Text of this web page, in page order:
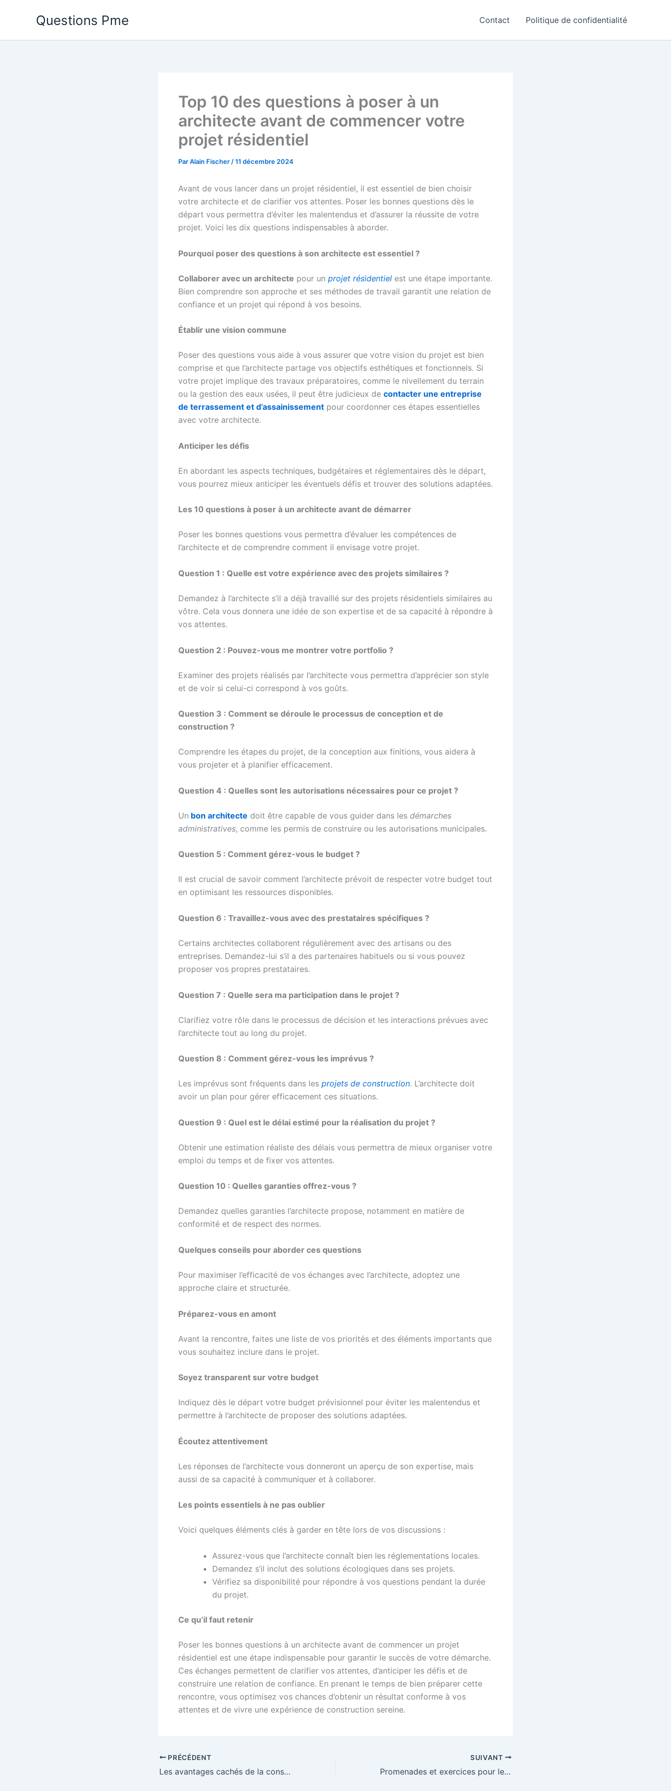
Questions Pme Contact Politique de confidentialité
Top 10 des questions à poser à un
architecte avant de commencer votre
projet résidentiel
ParAlain Fischer /11 décembre 2024
Avant de vous lancer dans un projet résidentiel, il est essentiel de bien choisir
votre architecte et de clarifier vos attentes. Poser les bonnes questions dès le
départ vous permettra d’éviter les malentendus et d’assurer la réussite de votre
projet. Voici les dix questions indispensables à aborder.
Pourquoi poser des questions à son architecte est essentiel ?
Collaborer avec un architecte pour un projet résidentiel est une étape importante.
Bien comprendre son approche et ses méthodes de travail garantit une relation de
confiance et un projet qui répond à vos besoins.
Établir une vision commune
Poser des questions vous aide à vous assurer que votre vision du projet est bien
comprise et que l’architecte partage vos objectifs esthétiques et fonctionnels. Si
votre projet implique des travaux préparatoires, comme le nivellement du terrain
ou la gestion des eaux usées, il peut être judicieux de contacter une entreprise
de terrassement et d’assainissement pour coordonner ces étapes essentielles
avec votre architecte.
Anticiper les défis
En abordant les aspects techniques, budgétaires et réglementaires dès le départ,
vous pourrez mieux anticiper les éventuels défis et trouver des solutions adaptées.
Les 10 questions à poser à un architecte avant de démarrer
Poser les bonnes questions vous permettra d’évaluer les compétences de
l’architecte et de comprendre comment il envisage votre projet.
Question 1 : Quelle est votre expérience avec des projets similaires ?
Demandez à l’architecte s’il a déjà travaillé sur des projets résidentiels similaires au
vôtre. Cela vous donnera une idée de son expertise et de sa capacité à répondre à
vos attentes.
Question 2 : Pouvez-vous me montrer votre portfolio ?
Examiner des projets réalisés par l’architecte vous permettra d’apprécier son style
et de voir si celui-ci correspond à vos goûts.
Question 3 : Comment se déroule le processus de conception et de
construction ?
Comprendre les étapes du projet, de la conception aux finitions, vous aidera à
vous projeter et à planifier efficacement.
Question 4 : Quelles sont les autorisations nécessaires pour ce projet ?
Un bon architecte doit être capable de vous guider dans les démarches
administratives, comme les permis de construire ou les autorisations municipales.
Question 5 : Comment gérez-vous le budget ?
Il est crucial de savoir comment l’architecte prévoit de respecter votre budget tout
en optimisant les ressources disponibles.
Question 6 : Travaillez-vous avec des prestataires spécifiques ?
Certains architectes collaborent régulièrement avec des artisans ou des
entreprises. Demandez-lui s’il a des partenaires habituels ou si vous pouvez
proposer vos propres prestataires.
Question 7 : Quelle sera ma participation dans le projet ?
Clarifiez votre rôle dans le processus de décision et les interactions prévues avec
l’architecte tout au long du projet.
Question 8 : Comment gérez-vous les imprévus ?
Les imprévus sont fréquents dans les projets de construction. L’architecte doit
avoir un plan pour gérer efficacement ces situations.
Question 9 : Quel est le délai estimé pour la réalisation du projet ?
Obtenir une estimation réaliste des délais vous permettra de mieux organiser votre
emploi du temps et de fixer vos attentes.
Question 10 : Quelles garanties offrez-vous ?
Demandez quelles garanties l’architecte propose, notamment en matière de
conformité et de respect des normes.
Quelques conseils pour aborder ces questions
Pour maximiser l’efficacité de vos échanges avec l’architecte, adoptez une
approche claire et structurée.
Préparez-vous en amont
Avant la rencontre, faites une liste de vos priorités et des éléments importants que
vous souhaitez inclure dans le projet.
Soyez transparent sur votre budget
Indiquez dès le départ votre budget prévisionnel pour éviter les malentendus et
permettre à l’architecte de proposer des solutions adaptées.
Écoutez attentivement
Les réponses de l’architecte vous donneront un aperçu de son expertise, mais
aussi de sa capacité à communiquer et à collaborer.
Les points essentiels à ne pas oublier
Voici quelques éléments clés à garder en tête lors de vos discussions :
Assurez-vous que l’architecte connaît bien les réglementations locales.
Demandez s’il inclut des solutions écologiques dans ses projets.
Vérifiez sa disponibilité pour répondre à vos questions pendant la durée
du projet.
Ce qu’il faut retenir
Poser les bonnes questions à un architecte avant de commencer un projet
résidentiel est une étape indispensable pour garantir le succès de votre démarche.
Ces échanges permettent de clarifier vos attentes, d’anticiper les défis et de
construire une relation de confiance. En prenant le temps de bien préparer cette
rencontre, vous optimisez vos chances d’obtenir un résultat conforme à vos
attentes et de vivre une expérience de construction sereine.
PRÉCÉDENT
Les avantages cachés de la construction de maison individuelle que vous ignorez
SUIVANT
Promenades et exercices pour les chiens de grande taille : Conseils pratiques